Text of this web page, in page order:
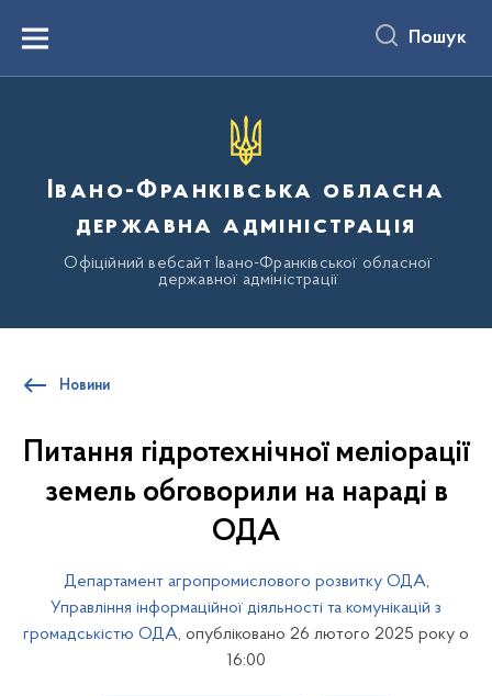
вмістуMenu Пошук
Івано-Франківська обласна
державна адміністрація
Офіційний вебсайт Івано-Франківської обласної
державної адміністрації
Новини
Питання гідротехнічної меліорації
земель обговорили на нараді в
ОДА
Департамент агропромислового розвитку ОДА,
Управління інформаційної діяльності та комунікацій з
громадськістю ОДА, опубліковано 26 лютого 2025 року о
16:00